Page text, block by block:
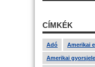
CÍMKÉK
Adó Amerikai
Amerikai